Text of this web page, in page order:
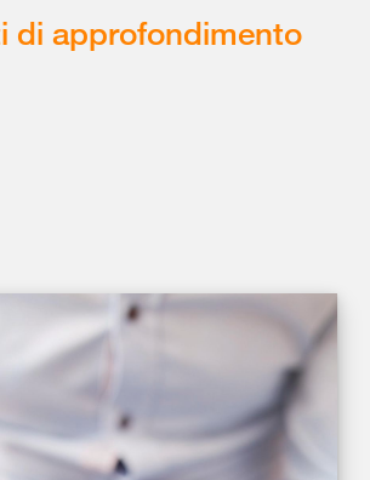
di approfondimento